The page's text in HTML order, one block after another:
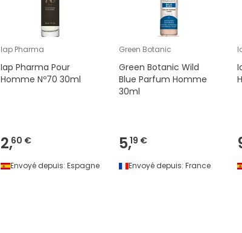
Iap Pharma
Iap Pharma Pour
Homme Nº70 30ml
2,60 €
Envoyé depuis: Espagne
Green Botanic
Green Botanic Wild
Blue Parfum Homme
30ml
5,19 €
Envoyé depuis: France